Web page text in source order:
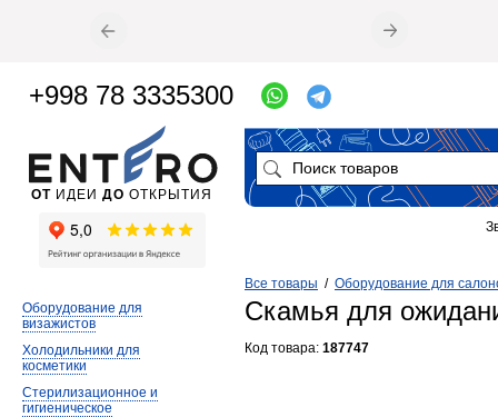
Все товары / Оборудование для
Скамья для
Код товара: 187747
Оборудование для
визажистов
Холодильники для
косметики
Стерилизационное и
гигиеническое
ОТ ИДЕИ ДО ОТКРЫТИЯ
+998 78 3335300